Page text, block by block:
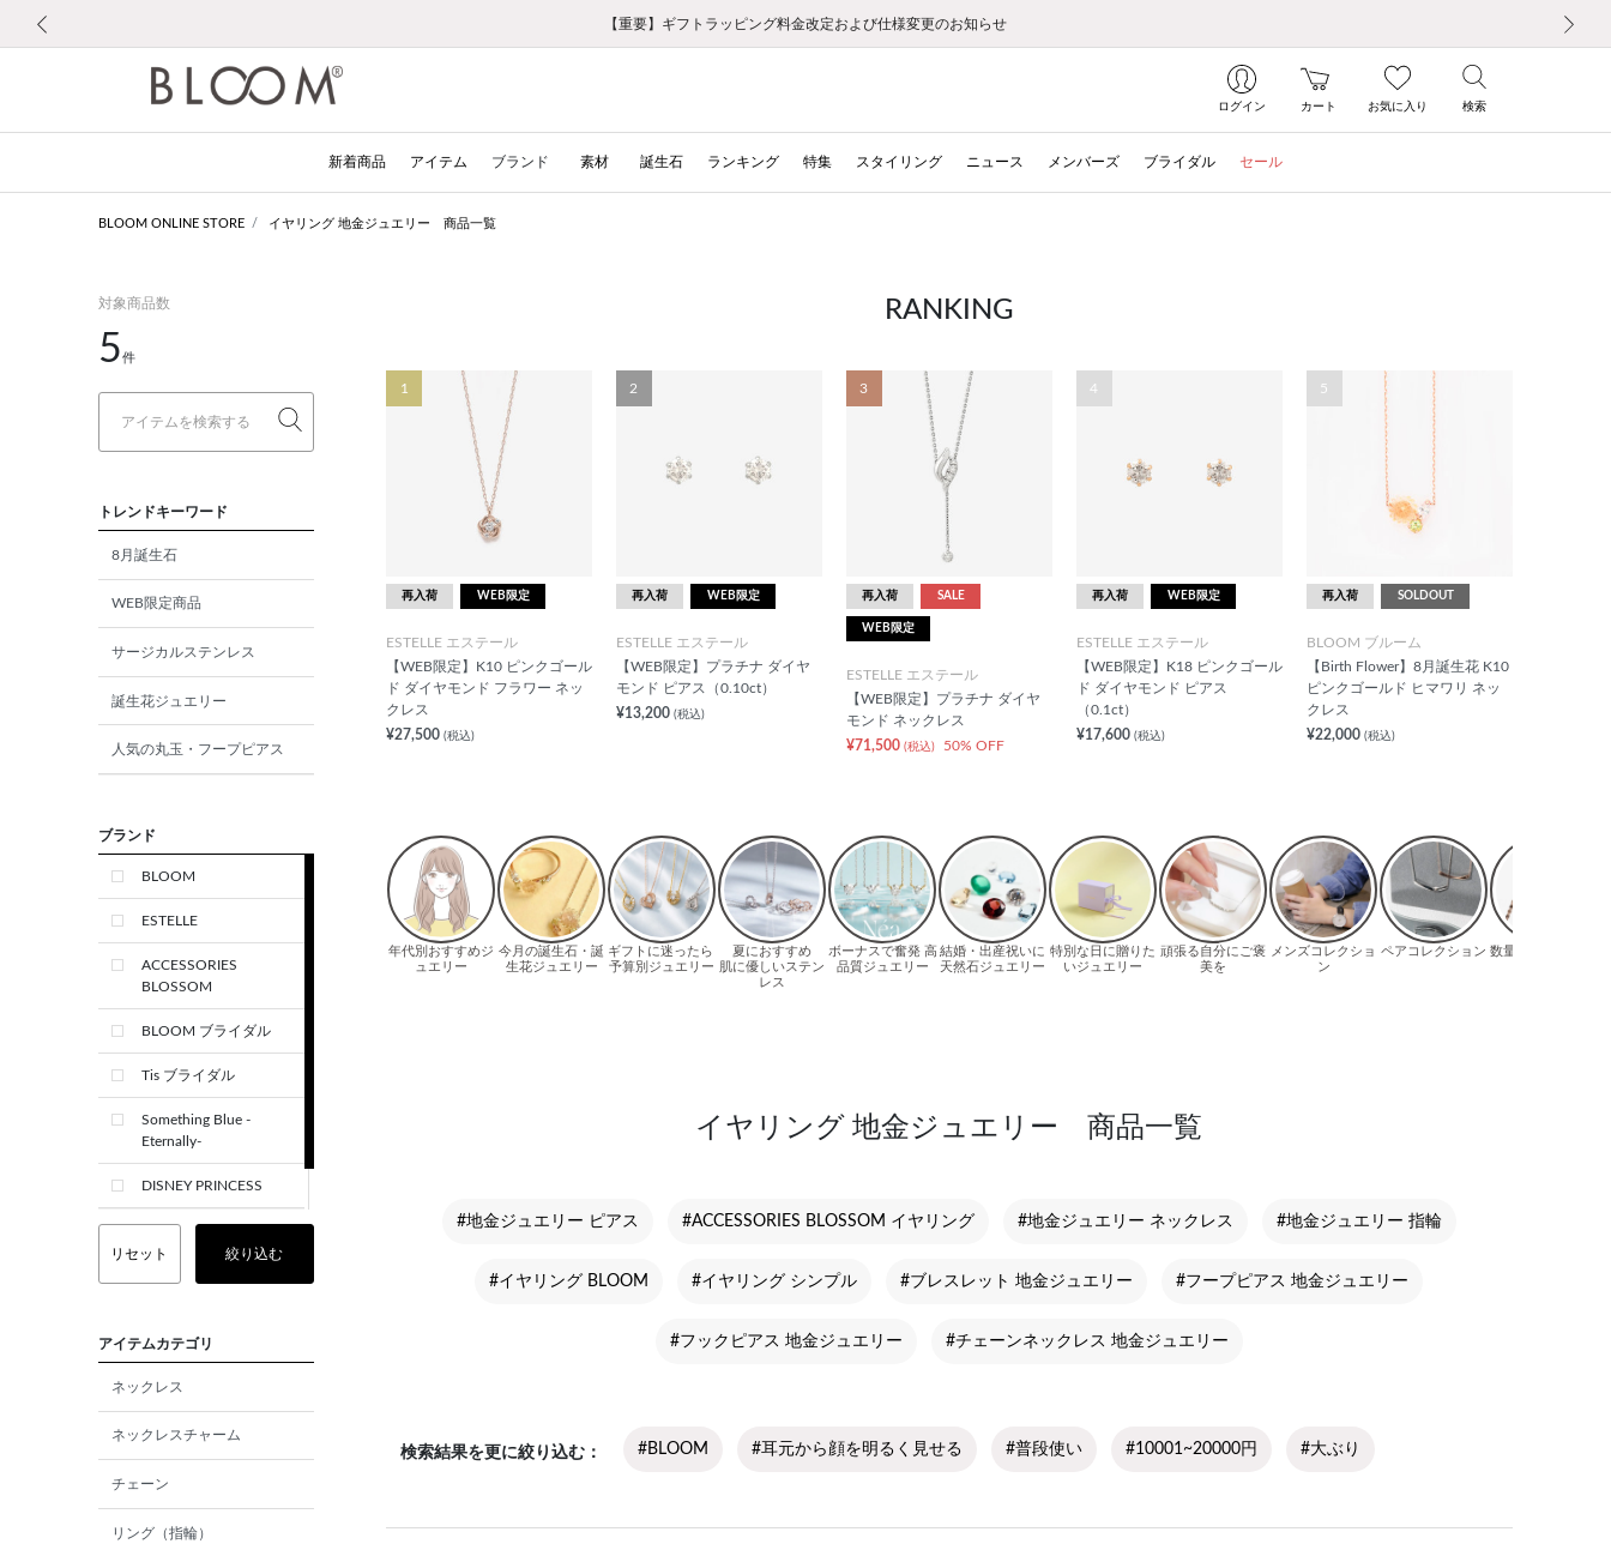
お修理・アフターサービスのご案内
【重要】令和８年熊本地震に伴う集配への影響について
【重要】ギフトラッピング料金改定および仕様変更のお知らせ
【重要】夏季休業の営業についてのご案内
税込5,500円以上で送料無料｜最短24時間以内に発送
新規会員登録で1000ポイントプレゼント！
新規LINE友だち登録で500円クーポンプレゼント
会員限定！レビュー投稿で100ポイントプレゼント
お修理・アフターサービスのご案内
【重要】令和８年熊本地震に伴う集配への影響について
ログイン カート お気に入り 検索
新着商品 アイテム ブランド 素材 誕生石 ランキング 特集 スタイリング ニュース メンバーズ ブライダル セール
BLOOM ONLINE STORE イヤリング 地金ジュエリー 商品一覧
対象商品数
5件
トレンドキーワード
8月誕生石
WEB限定商品
サージカルステンレス
誕生花ジュエリー
人気の丸玉・フープピアス
ブランド
BLOOM
ESTELLE
ACCESSORIES
BLOSSOM
BLOOM ブライダル
Tis ブライダル
Something Blue -
Eternally-
DISNEY PRINCESS
CREST+
リセット
絞り込む
アイテムカテゴリ
ネックレス
ネックレスチャーム
チェーン
リング（指輪）
RANKING
1
再入荷 WEB限定
ESTELLE エステール
【WEB限定】K10 ピンクゴール
ド ダイヤモンド フラワー ネッ
クレス
¥27,500 (税込)
2
再入荷 WEB限定
ESTELLE エステール
【WEB限定】プラチナ ダイヤ
モンド ピアス（0.10ct）
¥13,200 (税込)
3
再入荷 SALE
WEB限定
ESTELLE エステール
【WEB限定】プラチナ ダイヤ
モンド ネックレス
¥71,500 (税込) 50% OFF
4
再入荷 WEB限定
ESTELLE エステール
【WEB限定】K18 ピンクゴール
ド ダイヤモンド ピアス
（0.1ct）
¥17,600 (税込)
5
再入荷 SOLDOUT
BLOOM ブルーム
【Birth Flower】8月誕生花 K10
ピンクゴールド ヒマワリ ネッ
クレス
¥22,000 (税込)
イヤリング 地金ジュエリー 商品一覧
#地金ジュエリー ピアス #ACCESSORIES BLOSSOM イヤリング #地金ジュエリー ネックレス #地金ジュエリー 指輪
#イヤリング BLOOM #イヤリング シンプル #ブレスレット 地金ジュエリー #フープピアス 地金ジュエリー
#フックピアス 地金ジュエリー #チェーンネックレス 地金ジュエリー
検索結果を更に絞り込む #BLOOM #耳元から顔を明るく見せる #普段使い #10001~20000円 #大ぶり